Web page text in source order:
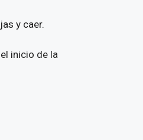
y caer.
inicio de la